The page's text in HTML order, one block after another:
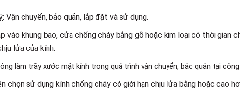
: Vận chuyển, bảo quản, lắp đặt và sử dụng.
vào khung bao, cửa chống cháy bằng gỗ hoặc kim loại có thời gian
lửa của kính.
làm trầy xước mặt kính trong quá trình vận chuyển, bảo quản tại
chọn sử dụng kính chống cháy có giới hạn chịu lửa bằng hoặc cao